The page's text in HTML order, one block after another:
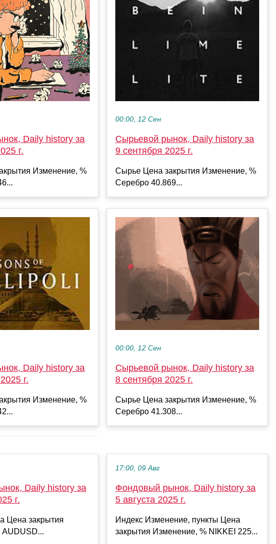
Daily history за
г.
Изменение, %
Daily history за
г.
Изменение, %
00:00, 12 Сен
Сырьевой рынок, Daily history за
9 сентября 2025 г.
Сырье Цена закрытия Изменение, %
Серебро 40.869...
00:00, 12 Сен
Сырьевой рынок, Daily history за
8 сентября 2025 г.
Сырье Цена закрытия Изменение, %
Серебро 41.308...
Daily history за
г.
Цена закрытия
17:00, 09 Авг
Фондовый рынок, Daily history за
5 августа 2025 г.
Индекс Изменение, пункты Цена
закрытия Изменение, % NIKKEI 225...